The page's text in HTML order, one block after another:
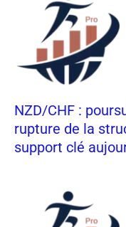
NZD/CHF :
rupture de la
support clé